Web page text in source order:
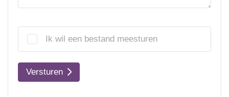
Ik wil een bestand meesturen
Versturen